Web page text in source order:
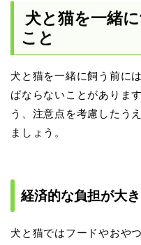
犬と猫を一緒
こと
犬と猫を一緒に飼う前に
ばならないことがありま
う、注意点を考慮したう
ましょう。
経済的な負担が大
犬と猫ではフードやおや